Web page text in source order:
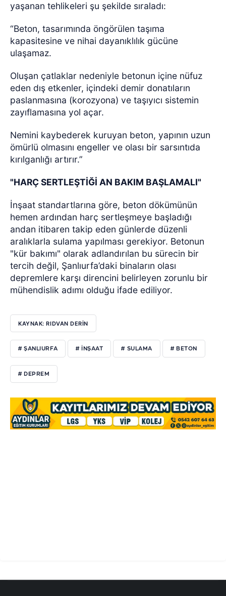
yaşanan tehlikeleri şu şekilde sıraladı:
“Beton, tasarımında öngörülen taşıma
kapasitesine ve nihai dayanıklılık gücüne
ulaşamaz.
Oluşan çatlaklar nedeniyle betonun içine nüfuz
eden dış etkenler, içindeki demir donatıların
paslanmasına (korozyona) ve taşıyıcı sistemin
zayıflamasına yol açar.
Nemini kaybederek kuruyan beton, yapının uzun
ömürlü olmasını engeller ve olası bir sarsıntıda
kırılganlığı artırır.”
"HARÇ SERTLEŞTİĞİ AN BAKIM BAŞLAMALI"
İnşaat standartlarına göre, beton dökümünün
hemen ardından harç sertleşmeye başladığı
andan itibaren takip eden günlerde düzenli
aralıklarla sulama yapılması gerekiyor. Betonun
"kür bakımı" olarak adlandırılan bu sürecin bir
tercih değil, Şanlıurfa’daki binaların olası
depremlere karşı direncini belirleyen zorunlu bir
mühendislik adımı olduğu ifade ediliyor.
KAYNAK: RIDVAN DERİN
# ŞANLIURFA # INŞAAT # SULAMA # BETON
# DEPREM